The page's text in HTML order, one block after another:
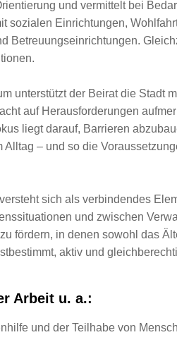
und vermittelt bei
sozialen Einrichtungen,
Betreuungseinrichtungen.
unterstützt der Beirat die Stadt
auf Herausforderungen
liegt darauf, Barrieren
Alltag – und so die
sich als verbindendes
und zwischen
fördern, in denen sowohl das
aktiv und
Arbeit u. a.:
und der Teilhabe von